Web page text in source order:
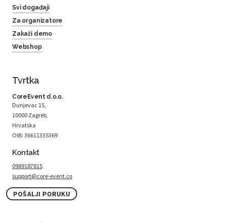
Svi događaji
Za organizatore
Zakaži demo
Webshop
Tvrtka
CoreEvent d.o.o.
Dunjevac 15,
10000 Zagreb,
Hrvatska
OIB: 36611335369
Kontakt
0989187815
support@core-event.co
POŠALJI PORUKU